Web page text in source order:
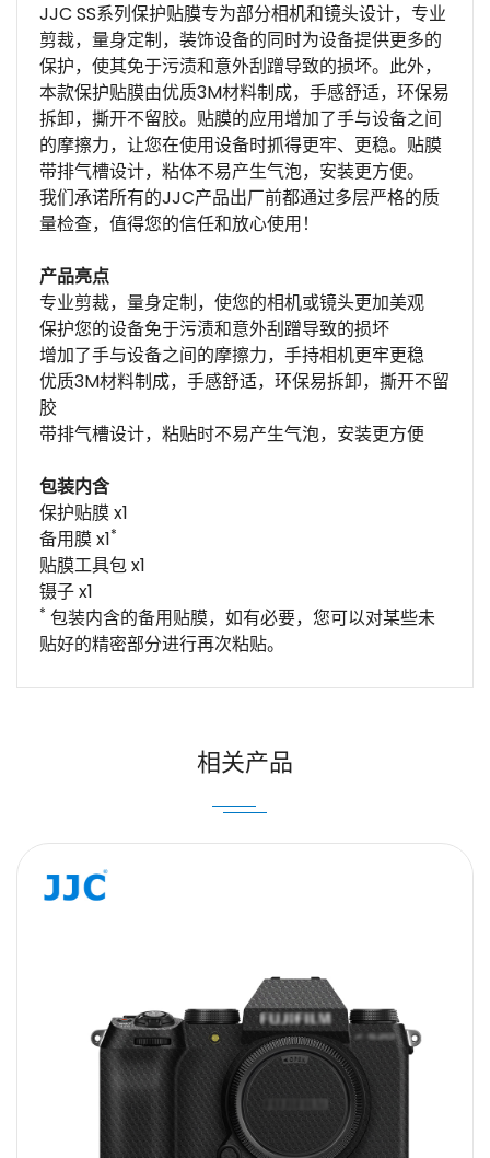
JJC SS系列保护贴膜专为部分相机和镜头设计，专业
剪裁，量身定制，装饰设备的同时为设备提供更多的
保护，使其免于污渍和意外刮蹭导致的损坏。此外，
本款保护贴膜由优质3M材料制成，手感舒适，环保易
拆卸，撕开不留胶。贴膜的应用增加了手与设备之间
的摩擦力，让您在使用设备时抓得更牢、更稳。贴膜
带排气槽设计，粘体不易产生气泡，安装更方便。
我们承诺所有的JJC产品出厂前都通过多层严格的质
量检查，值得您的信任和放心使用！
产品亮点
专业剪裁，量身定制，使您的相机或镜头更加美观
保护您的设备免于污渍和意外刮蹭导致的损坏
增加了手与设备之间的摩擦力，手持相机更牢更稳
优质3M材料制成，手感舒适，环保易拆卸，撕开不留
胶
带排气槽设计，粘贴时不易产生气泡，安装更方便
包装内含
保护贴膜 x1
备用膜 x1*
贴膜工具包 x1
镊子 x1
* 包装内含的备用贴膜，如有必要，您可以对某些未
贴好的精密部分进行再次粘贴。
相关产品